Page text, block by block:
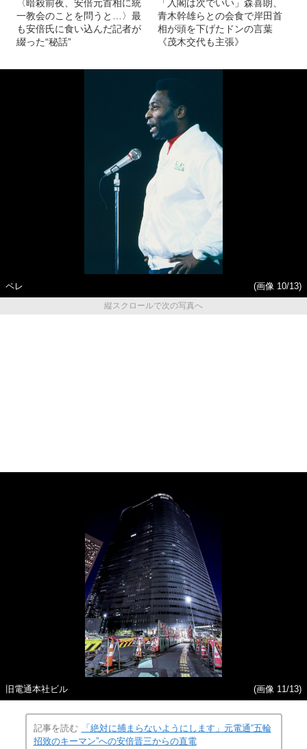
〈暗殺前夜、安倍元首相に統
一教会のことを問うと…〉最
も安倍氏に食い込んだ記者が
綴った“秘話”
「入閣は次でいい」森喜朗、
青木幹雄らとの会食で岸田首
相が頭を下げたドンの言葉
《茂木交代も主張》
ペレ
(画像 10/13)
縦スクロールで次の写真へ
旧電通本社ビル (画像 11/13)
記事を読む
「絶対に捕まらないようにします」元電通“五輪
招致のキーマン”への安倍晋三からの直電